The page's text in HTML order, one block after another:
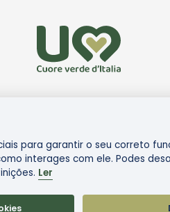
© Via di Francesco
para garantir o seu correto
interages com ele. Podes
Ler